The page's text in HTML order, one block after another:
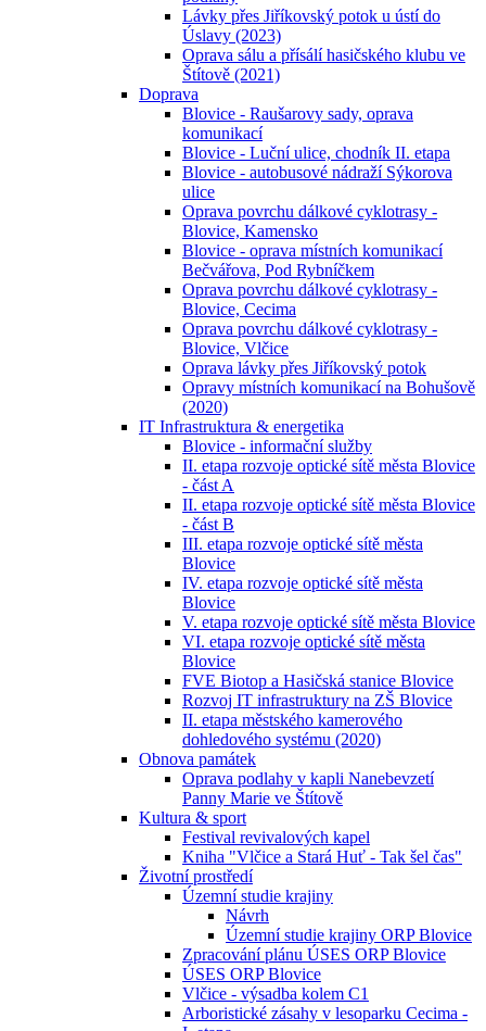
Lávky přes Jiříkovský potok u ústí do
Úslavy (2023)
Oprava sálu a přísálí hasičského klubu ve
Štítově (2021)
Doprava
Blovice - Raušarovy sady, oprava
komunikací
Blovice - Luční ulice, chodník II. etapa
Blovice - autobusové nádraží Sýkorova
ulice
Oprava povrchu dálkové cyklotrasy -
Blovice, Kamensko
Blovice - oprava místních komunikací
Bečvářova, Pod Rybníčkem
Oprava povrchu dálkové cyklotrasy -
Blovice, Cecima
Oprava povrchu dálkové cyklotrasy -
Blovice, Vlčice
Oprava lávky přes Jiříkovský potok
Opravy místních komunikací na Bohušově
(2020)
IT Infrastruktura & energetika
Blovice - informační služby
II. etapa rozvoje optické sítě města Blovice
- část A
II. etapa rozvoje optické sítě města Blovice
- část B
III. etapa rozvoje optické sítě města
Blovice
IV. etapa rozvoje optické sítě města
Blovice
V. etapa rozvoje optické sítě města Blovice
VI. etapa rozvoje optické sítě města
Blovice
FVE Biotop a Hasičská stanice Blovice
Rozvoj IT infrastruktury na ZŠ Blovice
II. etapa městského kamerového
dohledového systému (2020)
Obnova památek
Oprava podlahy v kapli Nanebevzetí
Panny Marie ve Štítově
Kultura & sport
Festival revivalových kapel
Kniha "Vlčice a Stará Huť - Tak šel čas"
Životní prostředí
Územní studie krajiny
Návrh
Územní studie krajiny ORP Blovice
Zpracování plánu ÚSES ORP Blovice
ÚSES ORP Blovice
Vlčice - výsadba kolem C1
Arboristické zásahy v lesoparku Cecima -